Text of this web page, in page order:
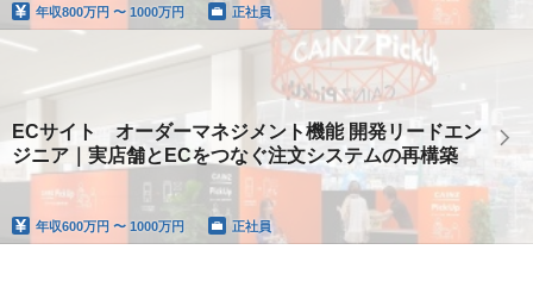
年収800万円 〜 1000万円 正社員
ECサイト オーダーマネジメント機能 開発リードエン
ジニア｜実店舗とECをつなぐ注文システムの再構築
年収600万円 〜 1000万円 正社員